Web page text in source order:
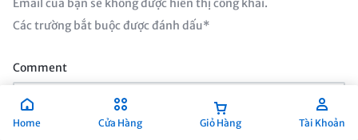
Email của bạn sẽ không được hiển thị công khai.
Các trường bắt buộc được đánh dấu*
Comment
Home Cửa Hàng Giỏ Hàng Tài Khoản